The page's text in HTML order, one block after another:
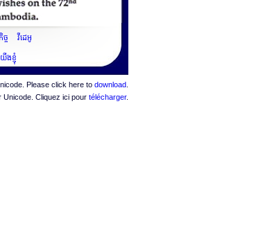
ច វីដេអូ
ងខ្ញុំ
Please click here to download
Unicode. Cliquez ici pour télécharger.